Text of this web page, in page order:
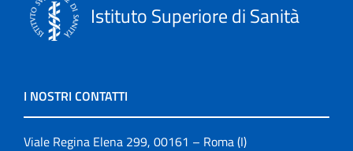
Istituto Superiore di Sanità
I NOSTRI CONTATTI
Viale Regina Elena 299, 00161 – Roma (I)